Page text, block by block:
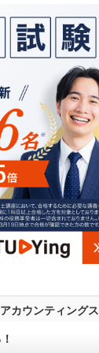
カウンティングス